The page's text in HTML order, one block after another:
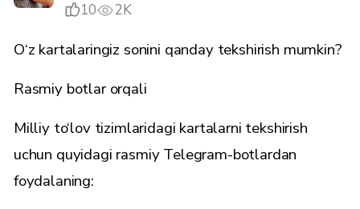
10
2K
O‘z kartalaringiz sonini qanday tekshirish mumkin?
Rasmiy botlar orqali
Milliy to‘lov tizimlaridagi kartalarni tekshirish
uchun quyidagi rasmiy Telegram-botlardan
foydalaning: